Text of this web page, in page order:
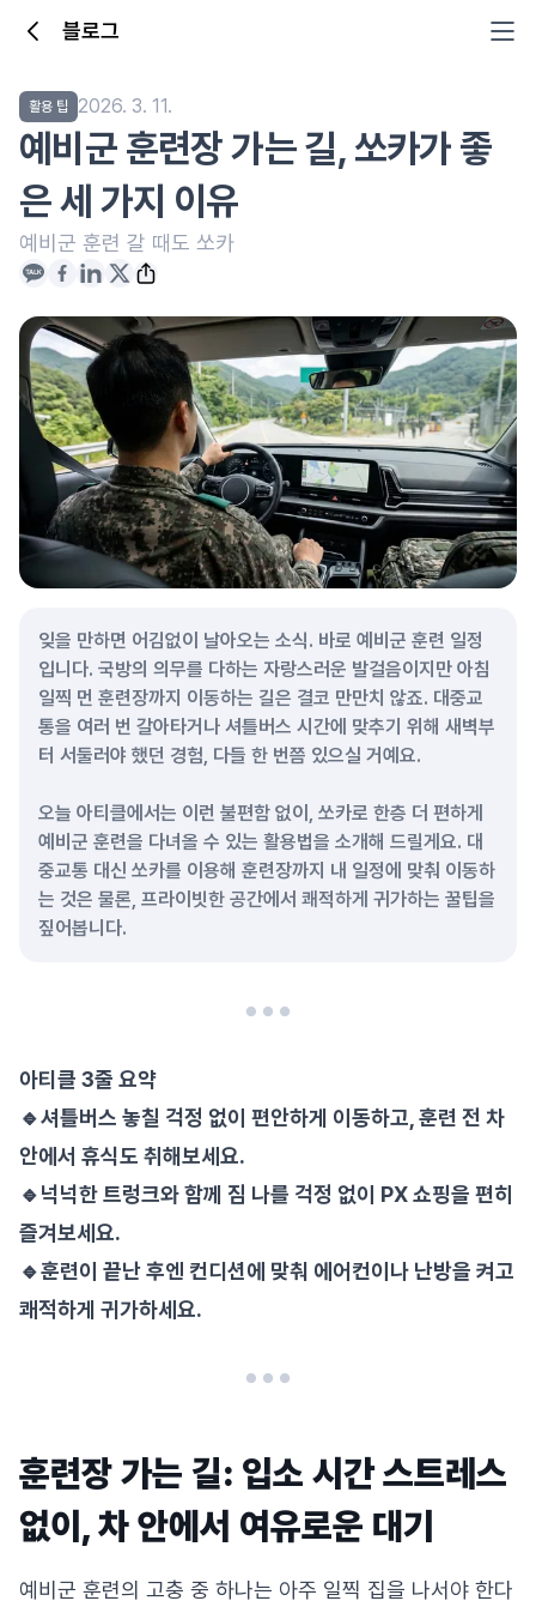
블로그
활용 팁 2026. 3. 11.
예비군 훈련장 가는 길, 쏘카가 좋
은 세 가지 이유
예비군 훈련 갈 때도 쏘카
잊을 만하면 어김없이 날아오는 소식. 바로 예비군 훈련 일정
입니다. 국방의 의무를 다하는 자랑스러운 발걸음이지만 아침
일찍 먼 훈련장까지 이동하는 길은 결코 만만치 않죠. 대중교
통을 여러 번 갈아타거나 셔틀버스 시간에 맞추기 위해 새벽부
터 서둘러야 했던 경험, 다들 한 번쯤 있으실 거예요.
오늘 아티클에서는 이런 불편함 없이, 쏘카로 한층 더 편하게
예비군 훈련을 다녀올 수 있는 활용법을 소개해 드릴게요. 대
중교통 대신 쏘카를 이용해 훈련장까지 내 일정에 맞춰 이동하
는 것은 물론, 프라이빗한 공간에서 쾌적하게 귀가하는 꿀팁을
짚어봅니다.
아티클 3줄 요약
🔹셔틀버스 놓칠 걱정 없이 편안하게 이동하고, 훈련 전 차
안에서 휴식도 취해보세요.
🔹넉넉한 트렁크와 함께 짐 나를 걱정 없이 PX 쇼핑을 편히
즐겨보세요.
🔹훈련이 끝난 후엔 컨디션에 맞춰 에어컨이나 난방을 켜고
쾌적하게 귀가하세요.
훈련장 가는 길: 입소 시간 스트레스
없이, 차 안에서 여유로운 대기
예비군 훈련의 고충 중 하나는 아주 일찍 집을 나서야 한다